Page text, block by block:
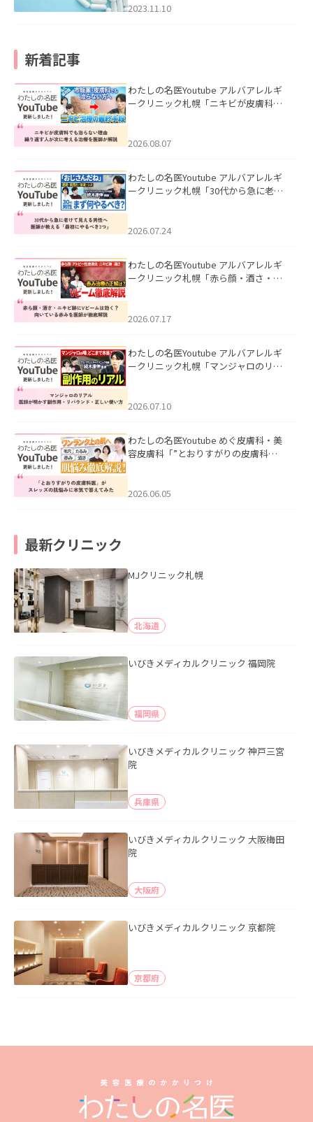
2023.11.10
新着記事
わたしの名医Youtube アルバアレルギ
ークリニック札幌「ニキビが皮膚科で
ました。
2026.08.07
わたしの名医Youtube アルバアレルギ
ークリニック札幌「30代から急に老け
た。
2026.07.24
わたしの名医Youtube アルバアレルギ
ークリニック札幌「赤ら顔・酒さ・ニ
した。
2026.07.17
わたしの名医Youtube アルバアレルギ
ークリニック札幌「マンジャロのリア
た。
2026.07.10
わたしの名医Youtube めぐ皮膚科・美
容皮膚科「”とおりすがりの皮膚科
2026.06.05
最新クリニック
MJクリニック札幌
北海道
いびきメディカルクリニック 福岡院
福岡県
いびきメディカルクリニック 神戸三宮
院
兵庫県
いびきメディカルクリニック 大阪梅田
院
大阪府
いびきメディカルクリニック 京都院
京都府